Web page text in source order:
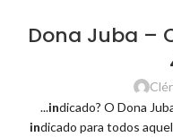
Dona Juba –
...indicado? O Dona
indicado para todos